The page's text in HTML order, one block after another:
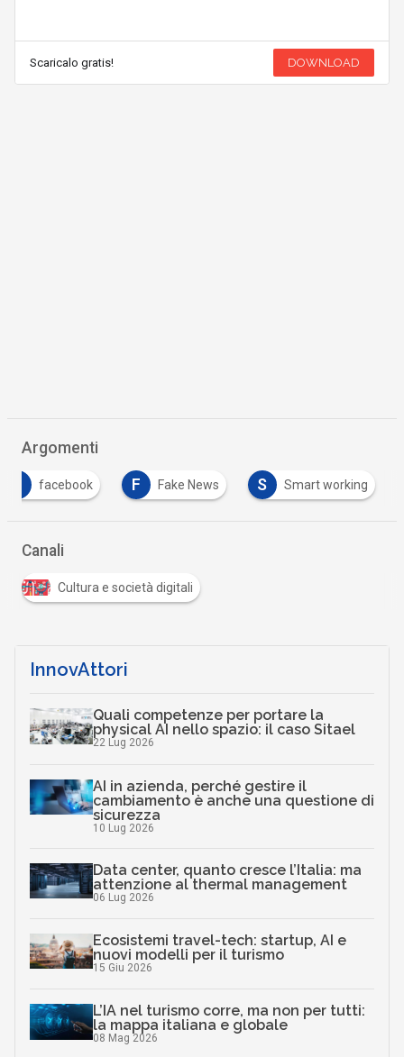
Scaricalo gratis! DOWNLOAD
Argomenti
facebook F Fake News S Smart working
Canali
Cultura e società digitali
InnovAttori
Quali competenze per portare la
physical AI nello spazio: il caso Sitael
22 Lug 2026
AI in azienda, perché gestire il
cambiamento è anche una questione di
sicurezza
10 Lug 2026
Data center, quanto cresce l’Italia: ma
attenzione al thermal management
06 Lug 2026
Ecosistemi travel-tech: startup, AI e
nuovi modelli per il turismo
15 Giu 2026
L’IA nel turismo corre, ma non per tutti:
la mappa italiana e globale
08 Mag 2026